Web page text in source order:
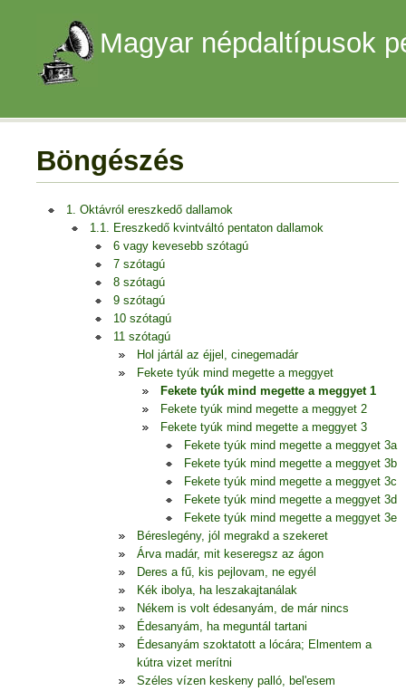
Magyar népdaltípusok
Böngészés
1. Oktávról ereszkedő dallamok
1.1. Ereszkedő kvintváltó pentaton dallamok
6 vagy kevesebb szótagú
7 szótagú
8 szótagú
9 szótagú
10 szótagú
11 szótagú
Hol jártál az éjjel, cinegemadár
Fekete tyúk mind megette a meggyet
Fekete tyúk mind megette a meggyet 1
Fekete tyúk mind megette a meggyet 2
Fekete tyúk mind megette a meggyet 3
Fekete tyúk mind megette a meggyet 3a
Fekete tyúk mind megette a meggyet 3b
Fekete tyúk mind megette a meggyet 3c
Fekete tyúk mind megette a meggyet 3d
Fekete tyúk mind megette a meggyet 3e
Béreslegény, jól megrakd a szekeret
Árva madár, mit keseregsz az ágon
Deres a fű, kis pejlovam, ne egyél
Kék ibolya, ha leszakajtanálak
Nékem is volt édesanyám, de már nincs
Édesanyám, ha meguntál tartani
Édesanyám szoktatott a lócára; Elmentem a
kútra vizet merítni
Széles vízen keskeny palló, bel'esem